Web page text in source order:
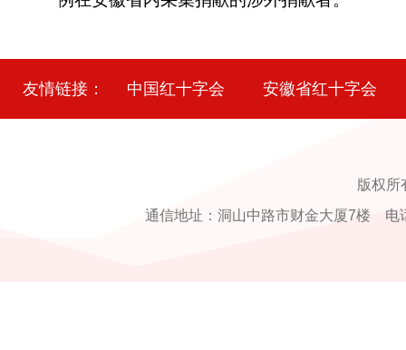
友情链接： 中国红十字会 安徽省红十字会
版权所
通信地址：洞山中路市财金大厦7楼